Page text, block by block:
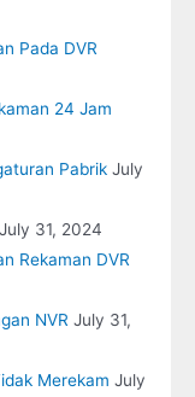
Pada DVR
24 Jam
Pabrik July
July 31, 2024
Rekaman DVR
NVR July 31,
Merekam July